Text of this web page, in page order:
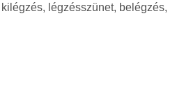
kilégzés, légzésszünet, belégzés,